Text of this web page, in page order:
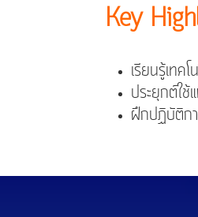
Key
เรียนรู้เทค
ประยุกต์ใ
ฝึกปฏิบัติก